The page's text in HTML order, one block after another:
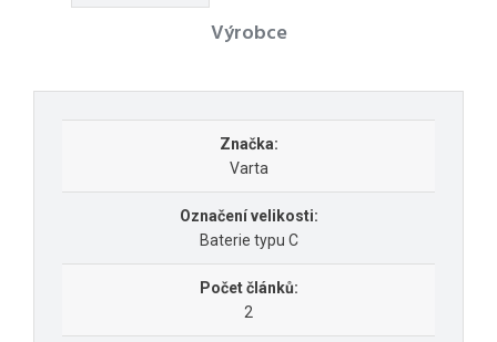
Výrobce
Značka:
Varta
Označení velikosti:
Baterie typu C
Počet článků:
2